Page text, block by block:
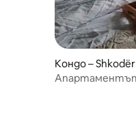
Кондо – Shkodër
Апартаментът